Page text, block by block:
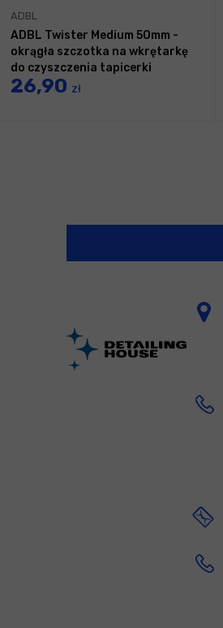
ADBL
ADBL Twister Medium 50mm -
okrągła szczotka na wkrętarkę
do czyszczenia tapicerki
26,90 zł